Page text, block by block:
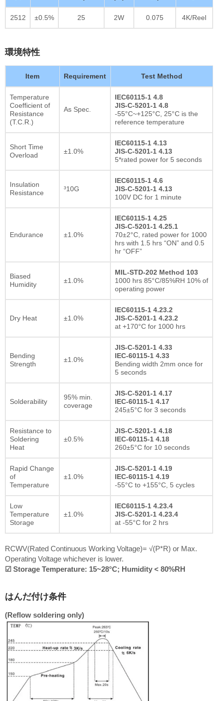
2512 ±0.5% 25 2W 0.075 4K/Reel
環境特性
Item Requirement Test Method
Temperature
Coefficient of
Resistance
(T.C.R.)
As Spec.
IEC60115-1 4.8
JIS-C-5201-1 4.8
-55°C~+125°C, 25°C is the
reference temperature
Short Time
Overload
±1.0%
IEC60115-1 4.13
JIS-C-5201-1 4.13
5*rated power for 5 seconds
Insulation
Resistance
³10G
IEC60115-1 4.6
JIS-C-5201-1 4.13
100V DC for 1 minute
Endurance ±1.0%
IEC60115-1 4.25
JIS-C-5201-1 4.25.1
70±2°C, rated power for 1000
hrs with 1.5 hrs “ON” and 0.5
hr “OFF”
Biased
Humidity
±1.0%
MIL-STD-202 Method 103
1000 hrs 85°C/85%RH 10% of
operating power
Dry Heat ±1.0%
IEC60115-1 4.23.2
JIS-C-5201-1 4.23.2
at +170°C for 1000 hrs
Bending
Strength
±1.0%
JIS-C-5201-1 4.33
IEC-60115-1 4.33
Bending width 2mm once for
5 seconds
Solderability
95% min.
coverage
JIS-C-5201-1 4.17
IEC-60115-1 4.17
245±5°C for 3 seconds
Resistance to
Soldering
Heat
±0.5%
JIS-C-5201-1 4.18
IEC-60115-1 4.18
260±5°C for 10 seconds
Rapid Change
of
Temperature
±1.0%
JIS-C-5201-1 4.19
IEC-60115-1 4.19
-55°C to +155°C, 5 cycles
Low
Temperature
Storage
±1.0%
IEC60115-1 4.23.4
JIS-C-5201-1 4.23.4
at -55°C for 2 hrs
RCWV(Rated Continuous Working Voltage)= √(P*R) or Max.
Operating Voltage whichever is lower.
☑ Storage Temperature: 15~28°C; Humidity < 80%RH
はんだ付け条件
(Reflow soldering only)